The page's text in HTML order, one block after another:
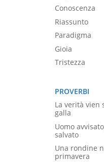
Conoscenza
Riassunto
Paradigma
Gioia
Tristezza
PROVERBI
La verità vien
galla
Uomo
salvato
Una rondine
primavera